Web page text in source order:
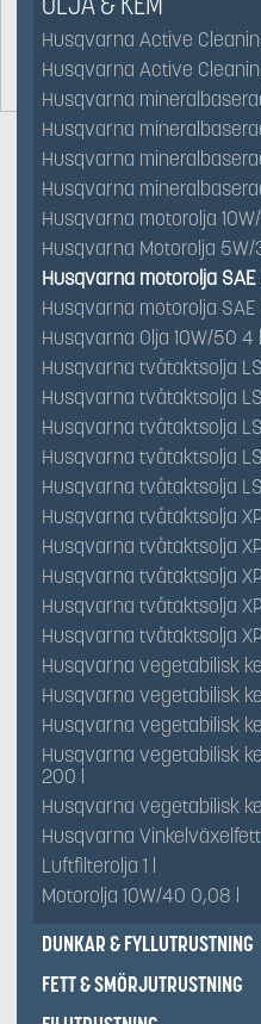
Husqvarna Active
Husqvarna Active
Husqvarna
Husqvarna
Husqvarna
Husqvarna
Husqvarna motorolja 10W/
Husqvarna Motorolja 5W/
Husqvarna motorolja SAE
Husqvarna motorolja SAE
Husqvarna Olja 10W/50 4
Husqvarna tvåtaktsolja
Husqvarna tvåtaktsolja
Husqvarna tvåtaktsolja
Husqvarna tvåtaktsolja
Husqvarna tvåtaktsolja
Husqvarna tvåtaktsolja XP
Husqvarna tvåtaktsolja
Husqvarna tvåtaktsolja XP
Husqvarna tvåtaktsolja
Husqvarna tvåtaktsolja
Husqvarna vegetabilisk
Husqvarna vegetabilisk
Husqvarna vegetabilisk
Husqvarna vegetabilisk
200 l
Husqvarna vegetabilisk
Husqvarna Vinkelväxelfett
Luftfilterolja 1 l
Motorolja 10W/40 0,08 l
DUNKAR & FYLLUTRUSTNING
FETT & SMÖRJUTRUSTNING